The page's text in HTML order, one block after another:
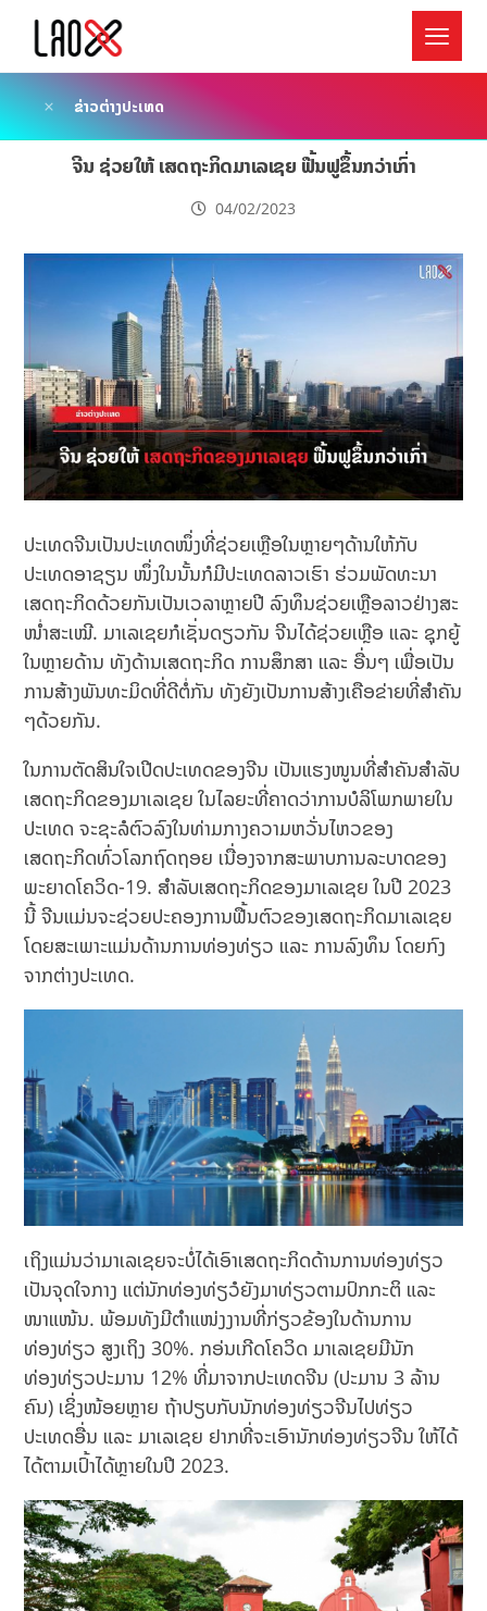
ຂ່າວຕ່າງປະເທດ
ຈີນ ຊ່ວຍໃຫ້ ເສດຖະກິດມາເລເຊຍ ຟື້ນຟູຂຶ້ນກວ່າເກົ່າ
04/02/2023
ປະເທດຈີນເປັນປະເທດໜຶ່ງທີ່ຊ່ວຍເຫຼືອໃນຫຼາຍໆດ້ານໃຫ້ກັບ
ປະເທດອາຊຽນ ໜຶ່ງໃນນັ້ນກໍມີປະເທດລາວເຮົາ ຮ່ວມພັດທະນາ
ເສດຖະກິດດ້ວຍກັນເປັນເວລາຫຼາຍປີ ລົງທຶນຊ່ວຍເຫຼືອລາວຢ່າງສະ
ໜ່ຳສະເໝີ. ມາເລເຊຍກໍເຊັ່ນດຽວກັນ ຈີນໄດ້ຊ່ວຍເຫຼືອ ແລະ ຊຸກຍູ້
ໃນຫຼາຍດ້ານ ທັງດ້ານເສດຖະກິດ ການສຶກສາ ແລະ ອື່ນໆ ເພື່ອເປັນ
ການສ້າງພັນທະມິດທີ່ດີຕໍ່ກັນ ທັງຍັງເປັນການສ້າງເຄືອຂ່າຍທີ່ສຳຄັນ
ໆດ້ວຍກັນ.
ໃນການຕັດສິນໃຈເປີດປະເທດຂອງຈີນ ເປັນແຮງໜູນທີ່ສຳຄັນສຳລັບ
ເສດຖະກິດຂອງມາເລເຊຍ ໃນໄລຍະທີ່ຄາດວ່າການບໍລິໂພກພາຍໃນ
ປະເທດ ຈະຊະລໍຕົວລົງໃນທ່າມກາງຄວາມຫວັ່ນໄຫວຂອງ
ເສດຖະກິດທົ່ວໂລກຖົດຖອຍ ເນື່ອງຈາກສະພາບການລະບາດຂອງ
ພະຍາດໂຄວິດ-19. ສຳລັບເສດຖະກິດຂອງມາເລເຊຍ ໃນປີ 2023
ນີ້ ຈີນແມ່ນຈະຊ່ວຍປະຄອງການຟື້ນຕົວຂອງເສດຖະກິດມາເລເຊຍ
ໂດຍສະເພາະແມ່ນດ້ານການທ່ອງທ່ຽວ ແລະ ການລົງທຶນ ໂດຍກົງ
ຈາກຕ່າງປະເທດ.
ເຖິງແມ່ນວ່າມາເລເຊຍຈະບໍ່ໄດ້ເອົາເສດຖະກິດດ້ານການທ່ອງທ່ຽວ
ເປັນຈຸດໃຈກາງ ແຕ່ນັກທ່ອງທ່ຽວໍຍັງມາທ່ຽວຕາມປົກກະຕິ ແລະ
ໜາແໜ້ນ. ພ້ອມທັງມີຕຳແໜ່ງງານທີ່ກ່ຽວຂ້ອງໃນດ້ານການ
ທ່ອງທ່ຽວ ສູງເຖິງ 30%. ກອ່ນເກີດໂຄວິດ ມາເລເຊຍມີນັກ
ທ່ອງທ່ຽວປະມານ 12% ທີ່ມາຈາກປະເທດຈີນ (ປະມານ 3 ລ້ານ
ຄົນ) ເຊິ່ງໜ້ອຍຫຼາຍ ຖ້າປຽບກັບນັກທ່ອງທ່ຽວຈີນໄປທ່ຽວ
ປະເທດອື່ນ ແລະ ມາເລເຊຍ ຢາກທີ່ຈະເອົານັກທ່ອງທ່ຽວຈີນ ໃຫ້ໄດ້
ໄດ້ຕາມເປົ້າໄດ້ຫຼາຍໃນປີ 2023.